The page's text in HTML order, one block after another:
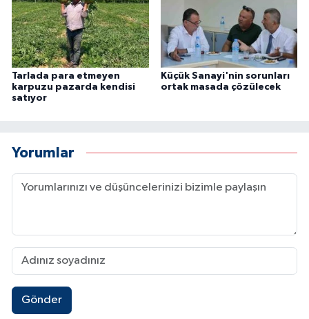
Tarlada para etmeyen
karpuzu pazarda kendisi
satıyor
Küçük Sanayi'nin sorunları
ortak masada çözülecek
Yorumlar
Gönder